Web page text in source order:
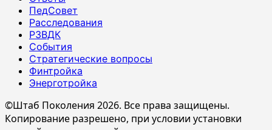
ПедСовет
Расследования
РЗВДК
События
Стратегические вопросы
Финтройка
Энерготройка
©Штаб Поколения 2026. Все права защищены.
Копирование разрешено, при условии установки